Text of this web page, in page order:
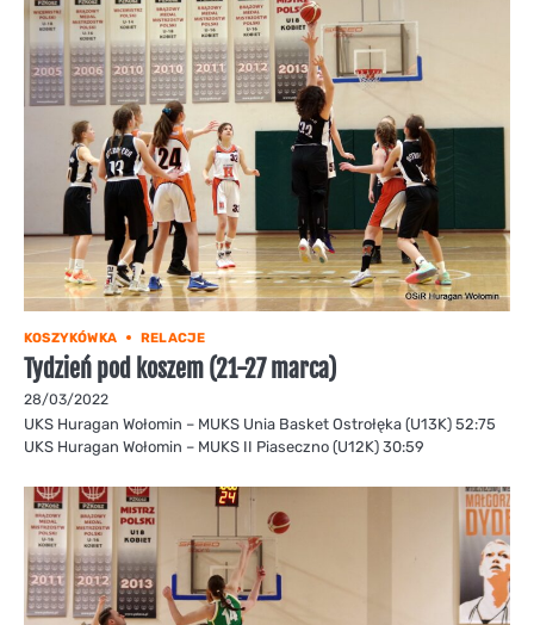
KOSZYKÓWKA RELACJE
Tydzień pod koszem (21-27 marca)
28/03/2022
UKS Huragan Wołomin – MUKS Unia Basket Ostrołęka (U13K) 52:75
UKS Huragan Wołomin – MUKS II Piaseczno (U12K) 30:59